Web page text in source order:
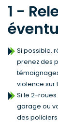
1 -
Si possible,
prenez des
violence sur
Si le 2-
garage ou
des